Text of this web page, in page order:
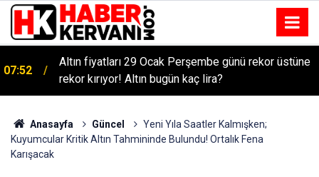
07:52
Altın fiyatları 29 Ocak Perşembe günü rekor üstüne
rekor kırıyor! Altın bugün kaç lira?
Anasayfa Güncel
Yeni Yıla Saatler Kalmışken;
Kuyumcular Kritik Altın Tahmininde Bulundu! Ortalık Fena
Karışacak